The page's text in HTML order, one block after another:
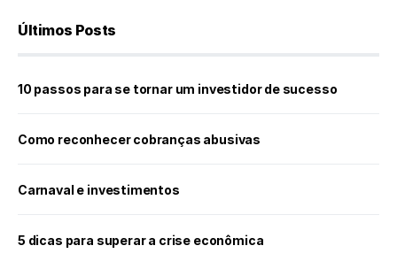
Últimos Posts
10 passos para se tornar um investidor de sucesso
Como reconhecer cobranças abusivas
Carnaval e investimentos
5 dicas para superar a crise econômica